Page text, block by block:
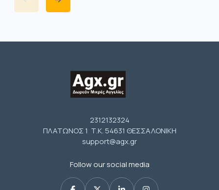
2312132324
ΠΛΑΤΩΝΟΣ 1 Τ.Κ. 54631 ΘΕΣΣΑΛΟΝΙΚΗ
support@agx.gr
Follow our social media